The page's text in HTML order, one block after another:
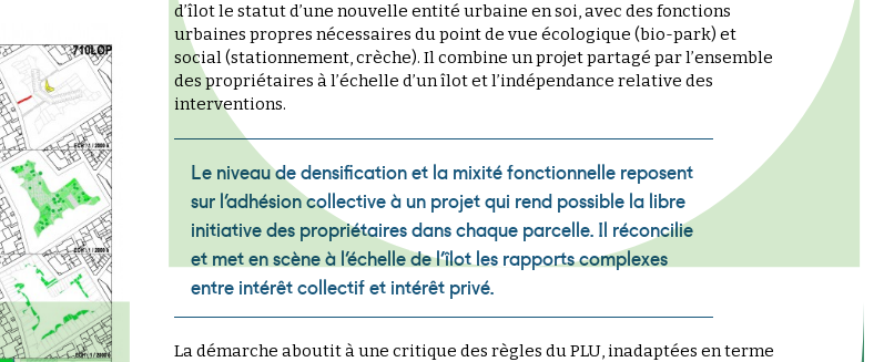
d’îlot le statut d’une nouvelle entité urbaine en soi, avec des fonctions
urbaines propres nécessaires du point de vue écologique (bio-park) et
social (stationnement, crèche). Il combine un projet partagé par l’ensemble
des propriétaires à l’échelle d’un îlot et l’indépendance relative des
interventions.
Le niveau de densification et la mixité fonctionnelle reposent
sur l’adhésion collective à un projet qui rend possible la libre
initiative des propriétaires dans chaque parcelle. Il réconcilie
et met en scène à l’échelle de l’îlot les rapports complexes
entre intérêt collectif et intérêt privé.
La démarche aboutit à une critique des règles du PLU, inadaptées en terme